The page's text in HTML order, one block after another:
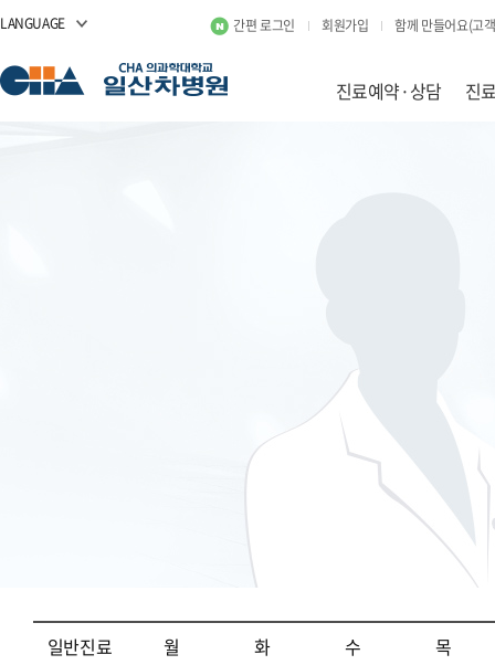
LANGUAGE 간편 로그인 회원가입 함께 만들어요(고
진료예약·상담 진
일반진료 월 화 수
목